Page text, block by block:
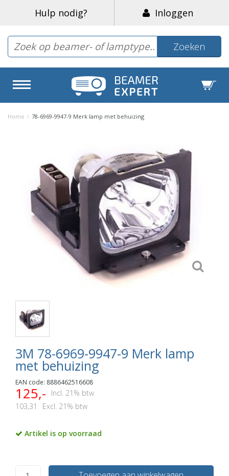
Hulp nodig? Inloggen
Zoeken
Home / 78-6969-9947-9 Merk lamp met behuizing
3M 78-6969-9947-9 Merk lamp
met behuizing
EAN code: 8886462516608
125,-
Incl. 21% btw
103,31
Excl. 21% btw
Artikel is op voorraad